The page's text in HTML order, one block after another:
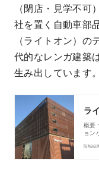
（閉店・見学不
社を置く自動車部
（ライトオン）
代的なレンガ建築
生み出しています。
ラ
概要
ョン